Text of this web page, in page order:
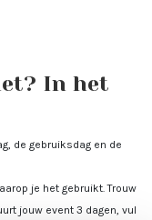
In het
de gebruiksdag en de
je het gebruikt. Trouw
jouw event 3 dagen, vul